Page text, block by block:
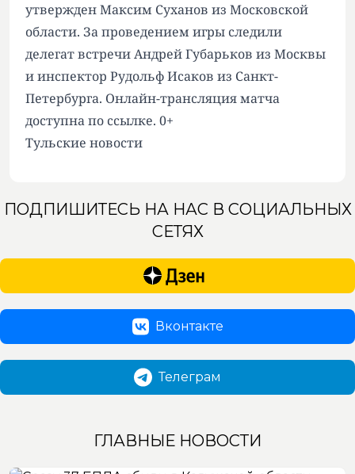
утвержден Максим Суханов из Московской
области. За проведением игры следили
делегат встречи Андрей Губарьков из Москвы
и инспектор Рудольф Исаков из Санкт-
Петербурга. Онлайн-трансляция матча
доступна по ссылке. 0+
Тульские новости
ПОДПИШИТЕСЬ НА НАС В СОЦИАЛЬНЫХ
СЕТЯХ
Вконтакте
Телеграм
ГЛАВНЫЕ НОВОСТИ